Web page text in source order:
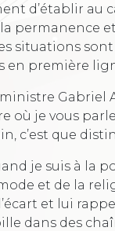
d’établir au
permanence et
situations
en première
Gabriel
où je vous
c’est que
je suis à la
et de la
et lui
dans des